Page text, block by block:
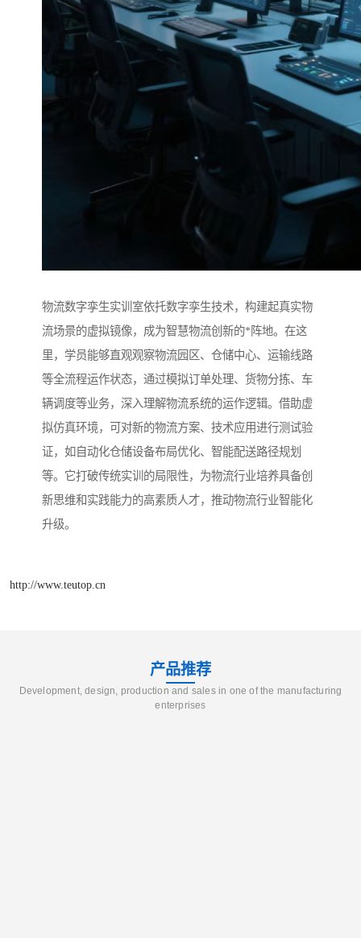
物流数字孪生实训室依托数字孪生技术，构建起真实物
流场景的虚拟镜像，成为智慧物流创新的*阵地。在这
里，学员能够直观观察物流园区、仓储中心、运输线路
等全流程运作状态，通过模拟订单处理、货物分拣、车
辆调度等业务，深入理解物流系统的运作逻辑。借助虚
拟仿真环境，可对新的物流方案、技术应用进行测试验
证，如自动化仓储设备布局优化、智能配送路径规划
等。它打破传统实训的局限性，为物流行业培养具备创
新思维和实践能力的高素质人才，推动物流行业智能化
升级。
http://www.teutop.cn
产品推荐
Development, design, production and sales in one of the manufacturing
enterprises